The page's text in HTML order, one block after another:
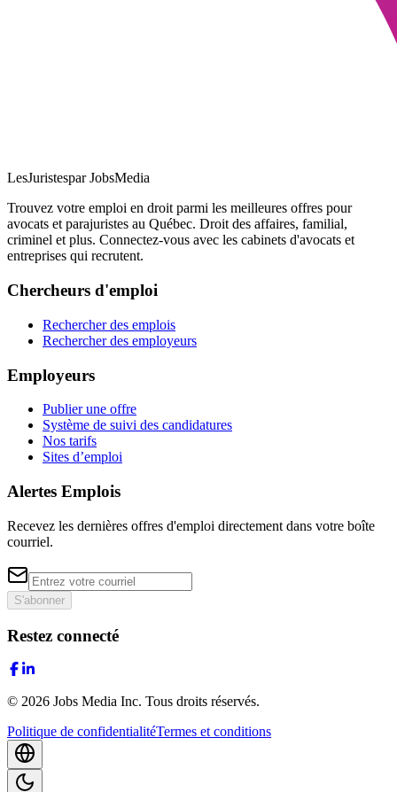
LesJuristespar JobsMedia
Trouvez votre emploi en droit parmi les meilleures offres pour
avocats et parajuristes au Québec. Droit des affaires, familial,
criminel et plus. Connectez-vous avec les cabinets d'avocats et
entreprises qui recrutent.
Chercheurs d'emploi
Rechercher des emplois
Rechercher des employeurs
Employeurs
Publier une offre
Système de suivi des candidatures
Nos tarifs
Sites d’emploi
Alertes Emplois
Recevez les dernières offres d'emploi directement dans votre boîte
courriel.
S'abonner
Restez connecté
© 2026 Jobs Media Inc. Tous droits réservés.
Politique de confidentialitéTermes et conditions